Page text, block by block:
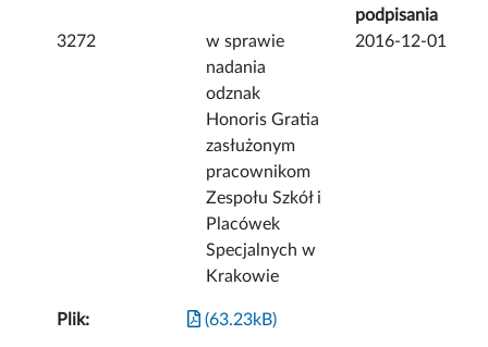
podpisania
3272
w sprawie
nadania
odznak
Honoris Gratia
zasłużonym
pracownikom
Zespołu Szkół i
Placówek
Specjalnych w
Krakowie
2016-12-01
Plik: (63.23kB)